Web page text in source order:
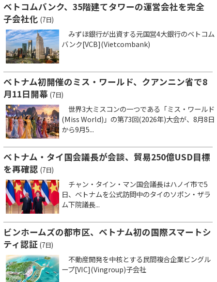
ベトコムバンク、35階建てタワーの運営会社を完全
子会社化 (7日)
みずほ銀行が出資する元国営4大銀行のベトコム
バンク[VCB](Vietcombank)
ベトナム初開催のミス・ワールド、クアンニン省で8
月11日開幕 (7日)
世界3大ミスコンの一つである「ミス・ワールド
(Miss World)」の第73回(2026年)大会が、8月8日
から9月5...
ベトナム・タイ国会議長が会談、貿易250億USD目標
を再確認 (7日)
チャン・タイン・マン国会議長はハノイ市で5
日、ベトナムを公式訪問中のタイのソポン・ザラ
ム下院議長...
ビンホームズの都市区、ベトナム初の国際スマートシ
ティ認証 (7日)
不動産開発を中核とする民間複合企業ビングル
ープ[VIC](Vingroup)子会社